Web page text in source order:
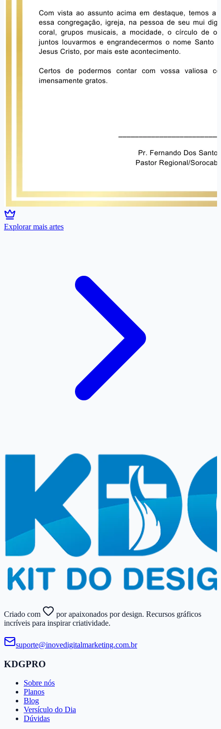
Explorar mais artes
Criado com
por apaixonados por design. Recursos gráficos
incríveis para inspirar criatividade.
suporte@​inovedigitalmarketing.​com.​br
KDGPRO
Sobre nós
Planos
Blog
Versículo do Dia
Dúvidas